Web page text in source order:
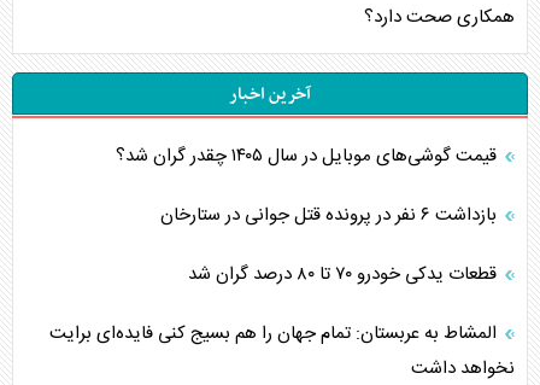
همکاری صحت دارد؟
آخرین اخبار
قیمت گوشی‌های موبایل در سال ۱۴۰۵ چقدر گران شد؟
بازداشت ۶ نفر در پرونده قتل جوانی در ستارخان
قطعات یدکی خودرو ۷۰ تا ۸۰ درصد گران شد
المشاط به عربستان: تمام جهان را هم بسیج کنی فایده‌ای برایت
نخواهد داشت